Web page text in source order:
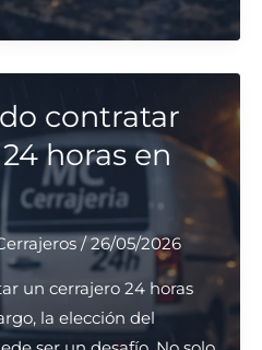
contratar
horas en
/26/05/2026
un cerrajero 24 horas
la elección del